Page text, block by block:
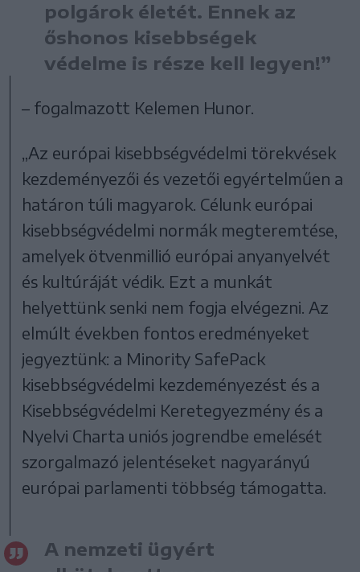
polgárok életét. Ennek az
őshonos kisebbségek
védelme is része kell legyen!”
– fogalmazott Kelemen Hunor.
„Az európai kisebbségvédelmi törekvések
kezdeményezői és vezetői egyértelműen a
határon túli magyarok. Célunk európai
kisebbségvédelmi normák megteremtése,
amelyek ötvenmillió európai anyanyelvét
és kultúráját védik. Ezt a munkát
helyettünk senki nem fogja elvégezni. Az
elmúlt években fontos eredményeket
jegyeztünk: a Minority SafePack
kisebbségvédelmi kezdeményezést és a
Kisebbségvédelmi Keretegyezmény és a
Nyelvi Charta uniós jogrendbe emelését
szorgalmazó jelentéseket nagyarányú
európai parlamenti többség támogatta.
A nemzeti ügyért